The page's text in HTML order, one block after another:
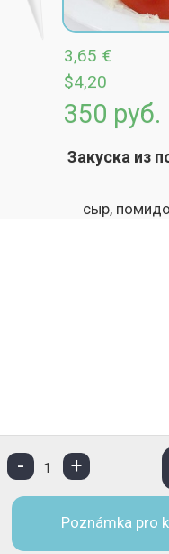
3,65 €
350 руб.
$4,20
Закуска из
сыр,
- 1 +
Poznámka pro